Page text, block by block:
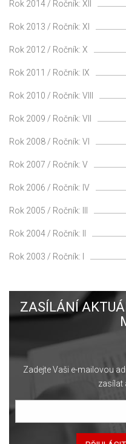
Rok 2014 / Ročník: XII
Rok 2013 / Ročník: XI
Rok 2012 / Ročník: X
Rok 2011 / Ročník: IX
Rok 2010 / Ročník: VIII
Rok 2009 / Ročník: VII
Rok 2008 / Ročník: VI
Rok 2007 / Ročník: V
Rok 2006 / Ročník: IV
Rok 2005 / Ročník: III
Rok 2004 / Ročník: II
Rok 2003 / Ročník: I
ZASÍLÁNÍ
Zadejte Vaši e-mailovou
zasílat